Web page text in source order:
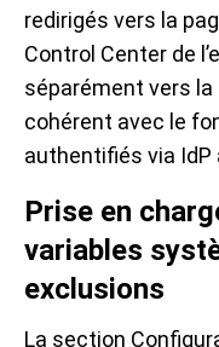
redirigés vers la
Control Center de
séparément vers
cohérent avec le
authentifiés via IdP
Prise en
variables
exclusions
La section